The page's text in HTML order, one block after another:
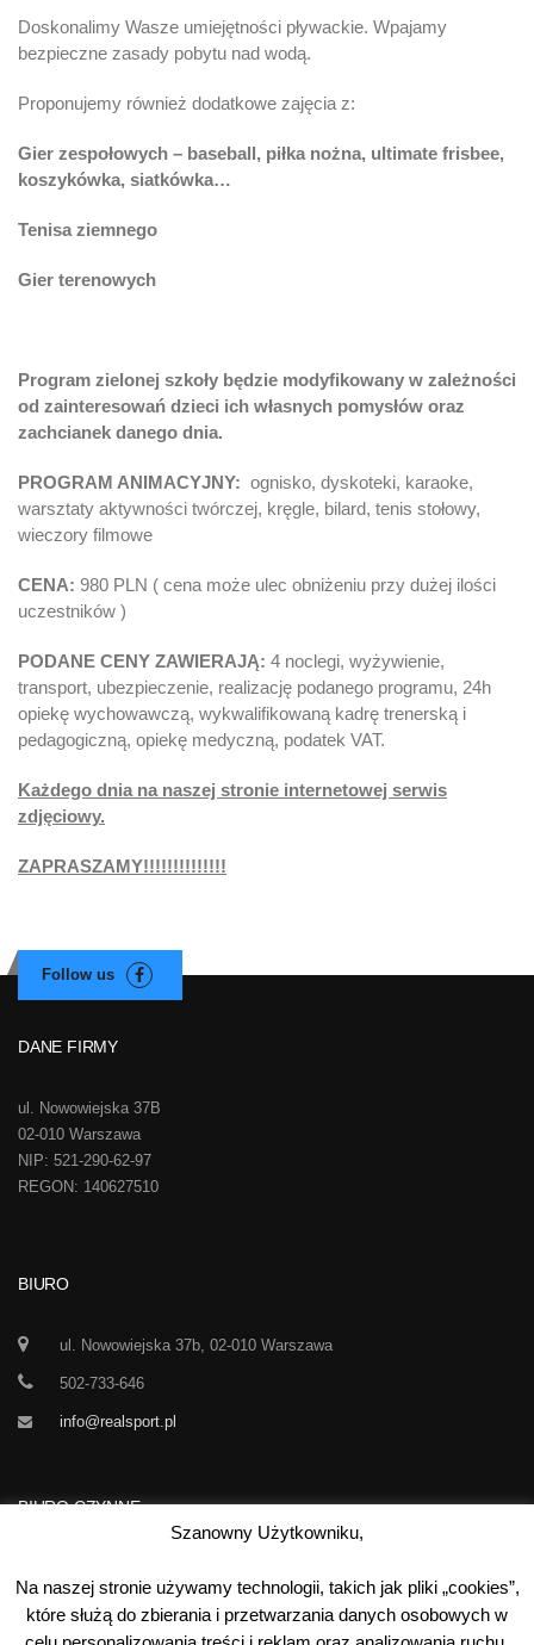
Doskonalimy Wasze umiejętności pływackie. Wpajamy
bezpieczne zasady pobytu nad wodą.
Proponujemy również dodatkowe zajęcia z:
Gier zespołowych – baseball, piłka nożna, ultimate frisbee,
koszykówka, siatkówka…
Tenisa ziemnego
Gier terenowych
Program zielonej szkoły będzie modyfikowany w zależności
od zainteresowań dzieci ich własnych pomysłów oraz
zachcianek danego dnia.
PROGRAM ANIMACYJNY: ognisko, dyskoteki, karaoke,
warsztaty aktywności twórczej, kręgle, bilard, tenis stołowy,
wieczory filmowe
CENA: 980 PLN ( cena może ulec obniżeniu przy dużej ilości
uczestników )
PODANE CENY ZAWIERAJĄ: 4 noclegi, wyżywienie,
transport, ubezpieczenie, realizację podanego programu, 24h
opiekę wychowawczą, wykwalifikowaną kadrę trenerską i
pedagogiczną, opiekę medyczną, podatek VAT.
Każdego dnia na naszej stronie internetowej serwis
zdjęciowy.
ZAPRASZAMY!!!!!!!!!!!!!!
DANE FIRMY
ul. Nowowiejska 37B
02-010 Warszawa
NIP: 521-290-62-97
REGON: 140627510
BIURO
ul. Nowowiejska 37b, 02-010 Warszawa
502-733-646
info@realsport.pl
BIURO CZYNNE
7 dni w tygodniu
00
Szanowny Użytkowniku,
Na naszej stronie używamy technologii, takich jak pliki „cookies”,
które służą do zbierania i przetwarzania danych osobowych w